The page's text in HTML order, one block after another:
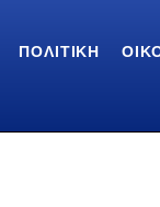
ΠΟΛΙΤΙΚΉ